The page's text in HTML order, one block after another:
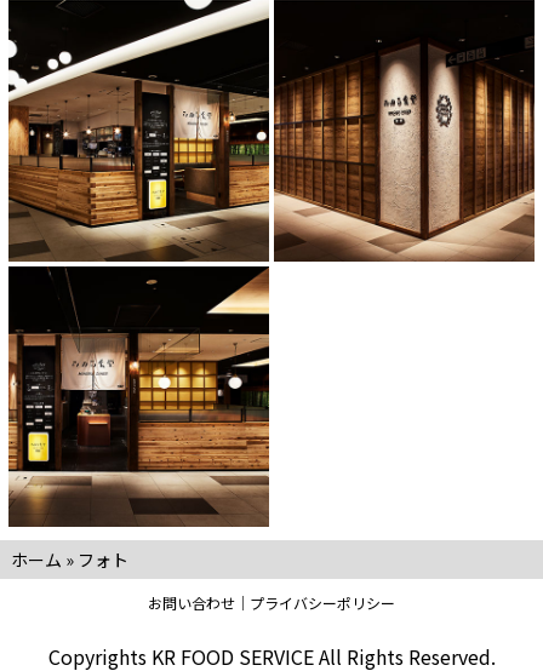
ホーム » フォト
お問い合わせ プライバシーポリシー
Copyrights KR FOOD SERVICE All Rights Reserved.